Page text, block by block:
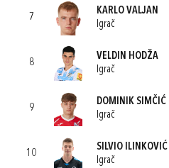
7
KARLO VALJAN
Igrač
8
VELDIN HODŽA
Igrač
9
DOMINIK SIMČIĆ
Igrač
10
SILVIO ILINKOVIĆ
Igrač